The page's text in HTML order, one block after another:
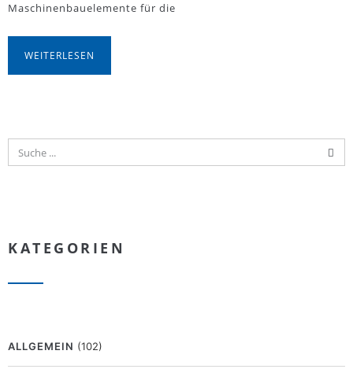
Maschinenbauelemente für die
WEITERLESEN
KATEGORIEN
ALLGEMEIN (102)